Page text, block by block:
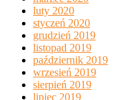
luty 2020
styczeń 2020
grudzień 2019
listopad 2019
październik 2019
wrzesień 2019
sierpień 2019
lipiec 2019